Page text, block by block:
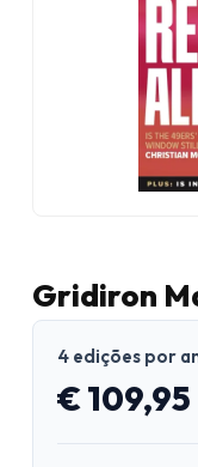
Gridiron
4 edições por
€ 109,95